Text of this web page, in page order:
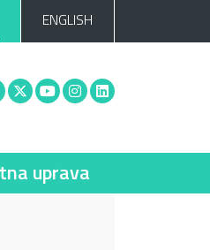
ENGLISH
Facebook
X You tubeInstagram
Linkedin
uprava